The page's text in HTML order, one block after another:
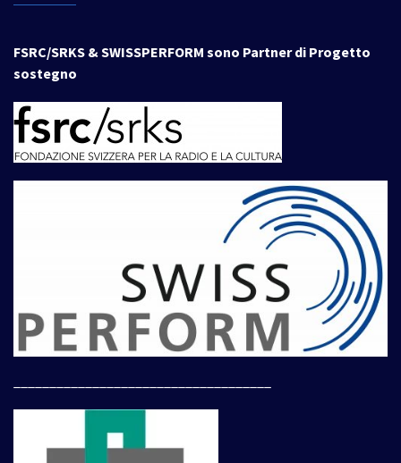
FSRC/SRKS & SWISSPERFORM sono Partner di Progetto
sostegno